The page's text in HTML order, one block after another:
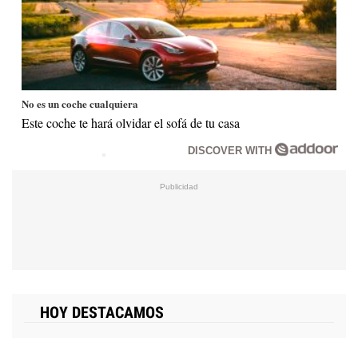
No es un coche cualquiera
Este coche te hará olvidar el sofá de tu casa
DISCOVER WITH
HOY DESTACAMOS